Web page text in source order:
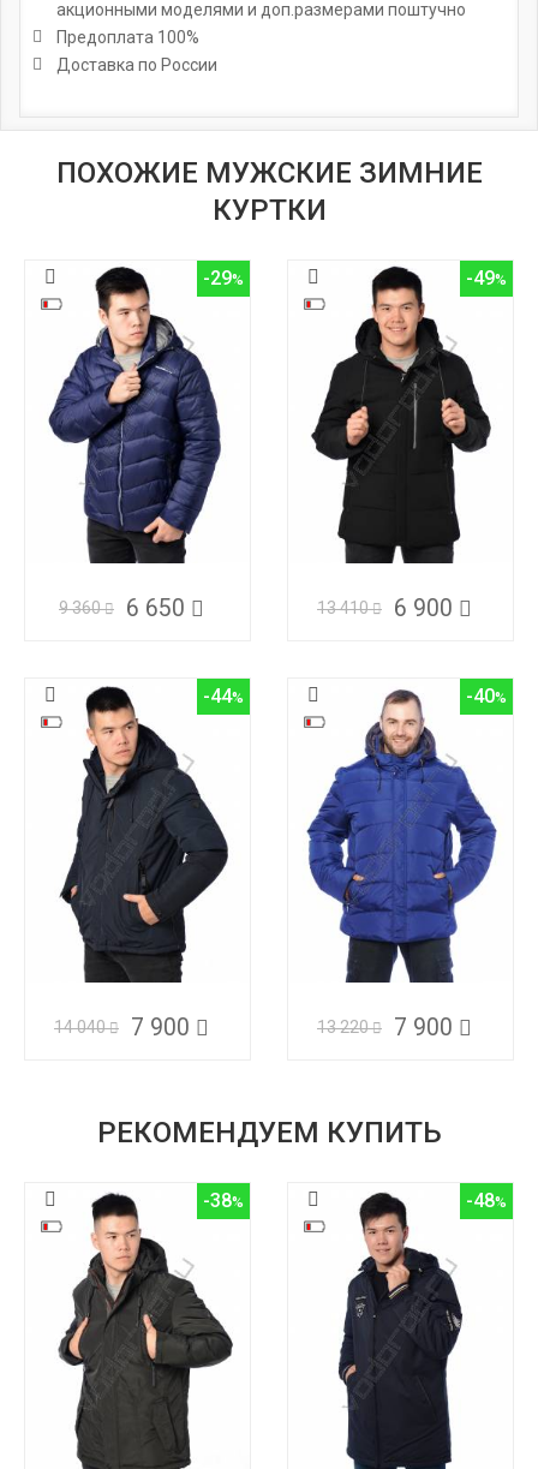
акционными моделями и доп.размерами поштучно
Предоплата 100%
Доставка по России
ПОХОЖИЕ МУЖСКИЕ ЗИМНИЕ
КУРТКИ
-29
9 360 6 650
-49
13 410 6 900
-44
14 040 7 900
-40
13 220 7 900
РЕКОМЕНДУЕМ КУПИТЬ
-38 -48